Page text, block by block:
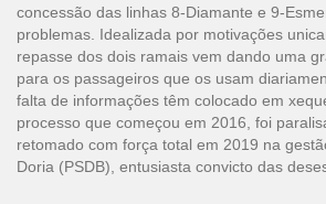
concessão das linhas 8-Diamante e 9-
problemas. Idealizada por motivações
repasse dos dois ramais vem dando uma
para os passageiros que os usam
falta de informações têm colocado em
processo que começou em 2016, foi
retomado com força total em 2019 na
Doria (PSDB), entusiasta convicto das